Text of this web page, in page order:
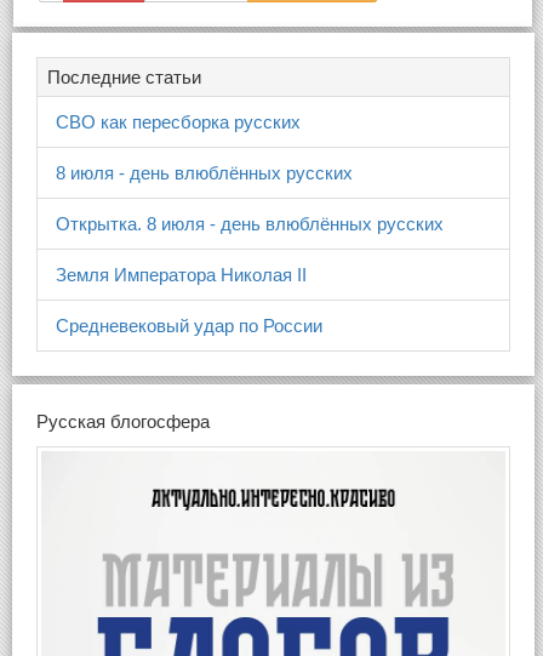
Последние статьи
СВО как пересборка русских
8 июля - день влюблённых русских
Открытка. 8 июля - день влюблённых русских
Земля Императора Николая II
Средневековый удар по России
Русская блогосфера